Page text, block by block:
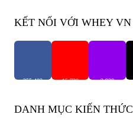
KẾT NỐI VỚI WHEY VN
255,402 15,720 2,938
DANH MỤC KIẾN THỨC